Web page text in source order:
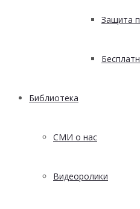
Защита
Библиотека
СМИ о нас
Видеоролики